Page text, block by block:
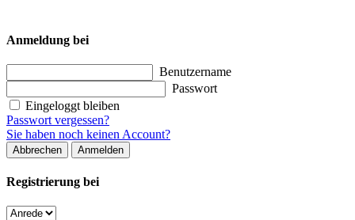
Anmeldung bei
Benutzername
Passwort
Eingeloggt bleiben
Passwort vergessen?
Sie haben noch keinen Account?
Abbrechen Anmelden
Registrierung bei